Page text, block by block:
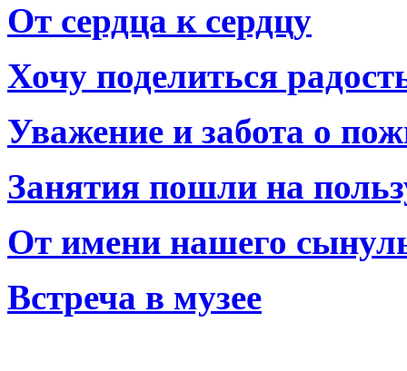
От сердца к сердцу
Хочу поделиться
Уважение и забота о
Занятия пошли на
От имени нашего
Встреча в музее